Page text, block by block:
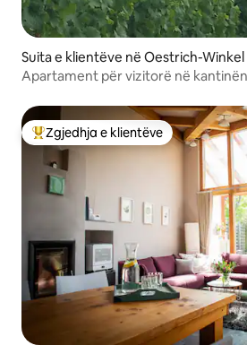
Suita e klientëve në Oestrich-Winkel
Apartament për vizitorë në
Më të mirat e zgjedhjeve të klientëve
Zgjedhja e klientëve